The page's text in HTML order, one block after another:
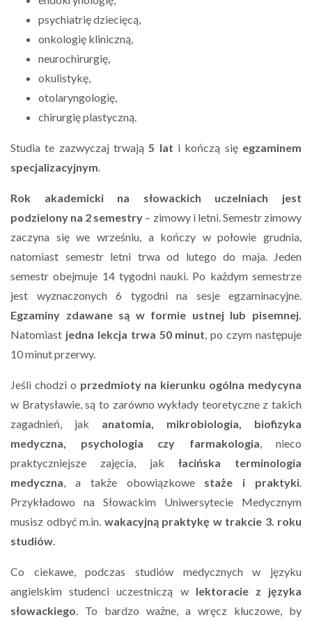
psychiatrię dziecięcą,
onkologię kliniczną,
neurochirurgię,
okulistykę,
otolaryngologię,
chirurgię plastyczną.
Studia te zazwyczaj trwają 5 lat i kończą się egzaminem
specjalizacyjnym
Rok akademicki na słowackich uczelniach jest
podzielony na 2 semestry – zimowy i letni. Semestr zimowy
zaczyna się we wrześniu, a kończy w połowie grudnia,
natomiast semestr letni trwa od lutego do maja. Jeden
semestr obejmuje 14 tygodni nauki. Po każdym semestrze
jest wyznaczonych 6 tygodni na sesje egzaminacyjne.
Egzaminy zdawane są w formie ustnej lub pisemnej.
Natomiast jedna lekcja trwa 50 minut , po czym następuje
10 minut przerwy.
Jeśli chodzi o przedmioty na kierunku ogólna medycyna
w Bratysławie, są to zarówno wykłady teoretyczne z takich
zagadnień, jak anatomia, mikrobiologia, biofizyka
medyczna, psychologia czy farmakologia , nieco
praktyczniejsze zajęcia, jak łacińska terminologia
medyczna , a także obowiązkowe staże i praktyki
Przykładowo na Słowackim Uniwersytecie Medycznym
musisz odbyć m.in. wakacyjną praktykę w trakcie 3. roku
studiów
Co ciekawe, podczas studiów medycznych w języku
angielskim studenci uczestniczą w lektoracie z języka
słowackiego . To bardzo ważne, a wręcz kluczowe, by